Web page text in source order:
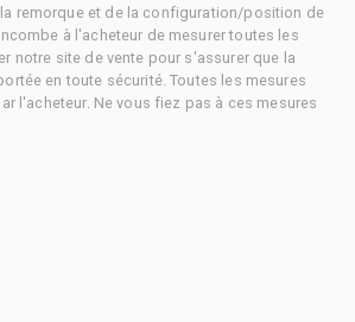
remorque et de la configuration/position de
à l'acheteur de mesurer toutes les
notre site de vente pour s'assurer que la
en toute sécurité. Toutes les mesures
l'acheteur. Ne vous fiez pas à ces mesures